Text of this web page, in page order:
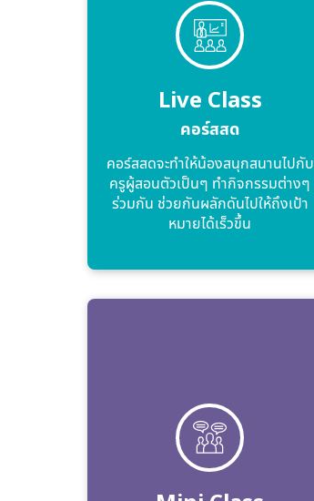
Live Class
คอร์สสด
คอร์สสดจะทําให้น้องสนุกสนานไปกับ
ครูผู้สอนตัวเป็นๆ ทํากิจกรรมต่างๆ
ร่วมกัน ช่วยกันผลักดันไปให้ถึงเป้า
หมายได้เร็วขึ้น